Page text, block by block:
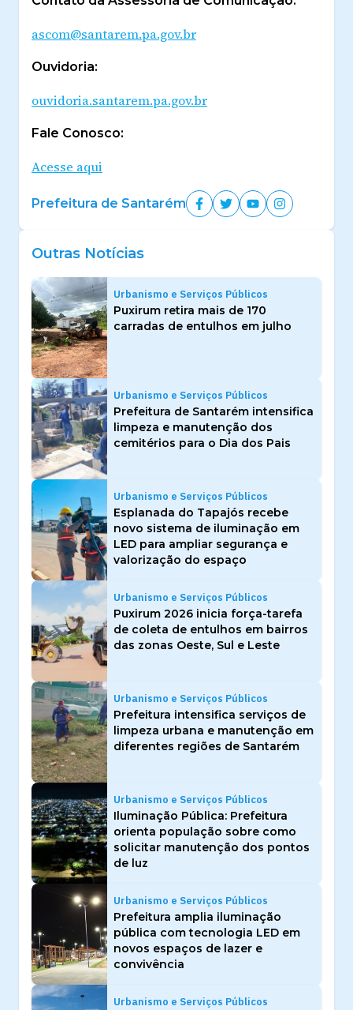
ascom@santarem.pa.gov.br
Ouvidoria:
ouvidoria.santarem.pa.gov.br
Fale Conosco:
Acesse aqui
Prefeitura de Santarém
Outras Notícias
Urbanismo e Serviços Públicos
Puxirum retira mais de 170
carradas de entulhos em julho
Urbanismo e Serviços Públicos
Prefeitura de Santarém intensifica
limpeza e manutenção dos
cemitérios para o Dia dos Pais
Urbanismo e Serviços Públicos
Esplanada do Tapajós recebe
novo sistema de iluminação em
LED para ampliar segurança e
valorização do espaço
Urbanismo e Serviços Públicos
Puxirum 2026 inicia força-tarefa
de coleta de entulhos em bairros
das zonas Oeste, Sul e Leste
Urbanismo e Serviços Públicos
Prefeitura intensifica serviços de
limpeza urbana e manutenção em
diferentes regiões de Santarém
Urbanismo e Serviços Públicos
Iluminação Pública: Prefeitura
orienta população sobre como
solicitar manutenção dos pontos
de luz
Urbanismo e Serviços Públicos
Prefeitura amplia iluminação
pública com tecnologia LED em
novos espaços de lazer e
convivência
Urbanismo e Serviços Públicos